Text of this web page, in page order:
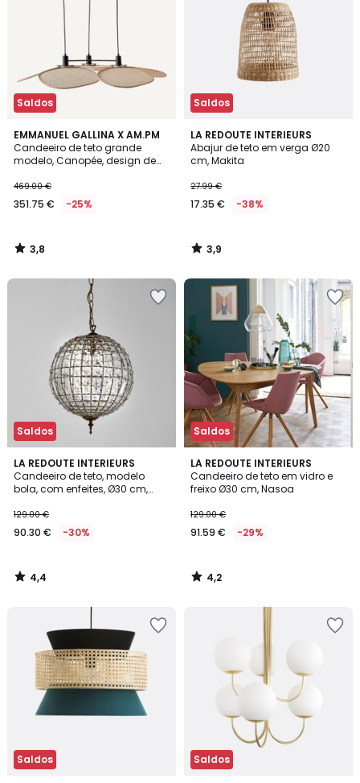
Saldos
EMMANUEL GALLINA X AM.PM
Candeeiro de teto grande
modelo, Canopée, design de
469.00 €
351.75 € -25%
3,8
/ 5
3,8
/
Saldos
LA REDOUTE INTERIEURS
Abajur de teto em verga Ø20
cm, Makita
27.99 €
17.35 € -38%
3,9
/ 5
3,9
/
Saldos
LA REDOUTE INTERIEURS
Candeeiro de teto, modelo
bola, com enfeites, Ø30 cm,
129.00 €
90.30 € -30%
4,4
/ 5
4,4
/
Saldos
LA REDOUTE INTERIEURS
Candeeiro de teto em vidro e
freixo Ø30 cm, Nasoa
129.00 €
91.59 € -29%
4,2
/ 5
4,2
/
Saldos Saldos